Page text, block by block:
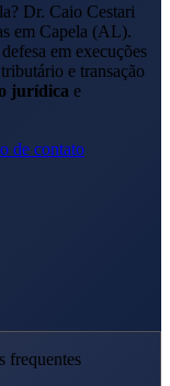
? Dr. Caio Cestari
em Capela (AL).
em execuções
e transação
jurídica e
de contato
frequentes